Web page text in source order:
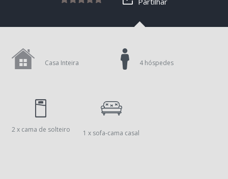
Casa Inteira
2 x cama de solteiro 1 x sofa-cama casal
4 hóspedes